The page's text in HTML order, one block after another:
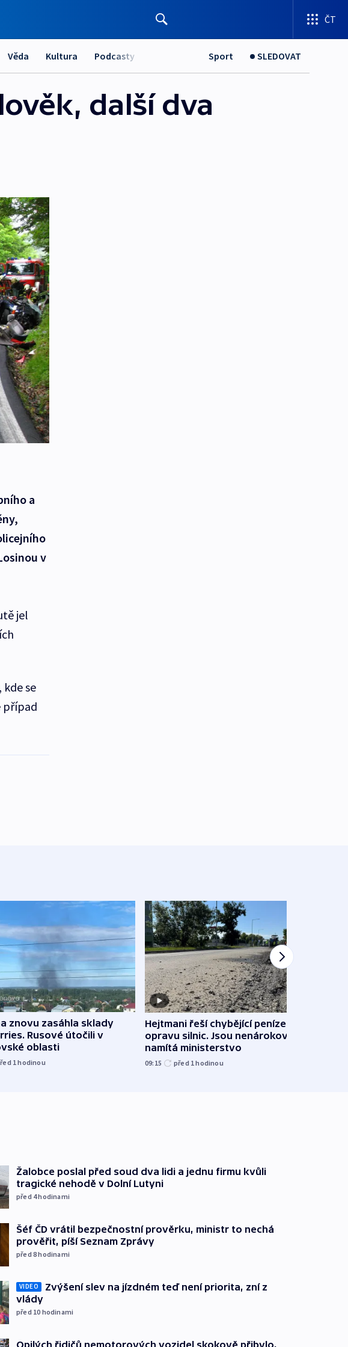
ČT
Věda Kultura Podcasty Sport SLEDOVAT
další dva
a
v
jel
se
případ
znovu zasáhla sklady
Rusové útočili v
oblasti
1hodinou
Hejtmani řeší chybějící peníze na
opravu silnic. Jsou nenárokové,
namítá ministerstvo
09:15 před 1hodinou
Žalobce poslal před soud dva lidi a jednu firmu kvůli
tragické nehodě v Dolní Lutyni
před 4hodinami
Šéf ČD vrátil bezpečnostní prověrku, ministr to nechá
prověřit, píší Seznam Zprávy
před 8hodinami
VIDEO
Zvýšení slev na jízdném teď není priorita, zní z
vlády
před 10 hodinami
Opilých řidičů nemotorových vozidel skokově přibylo,